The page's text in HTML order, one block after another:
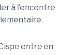
à l’encontre
entre en